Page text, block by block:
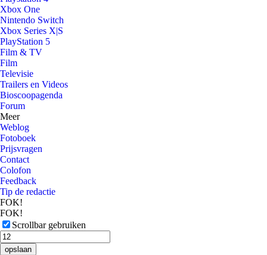
Xbox One
Nintendo Switch
Xbox Series X|S
PlayStation 5
Film & TV
Film
Televisie
Trailers en Videos
Bioscoopagenda
Forum
Meer
Weblog
Fotoboek
Prijsvragen
Contact
Colofon
Feedback
Tip de redactie
FOK!
FOK!
Scrollbar gebruiken
opslaan